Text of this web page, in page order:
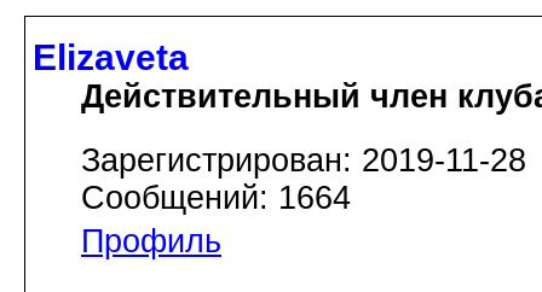
Elizaveta
Действительный член
Зарегистрирован: 2019-11-28
Сообщений: 1664
Профиль